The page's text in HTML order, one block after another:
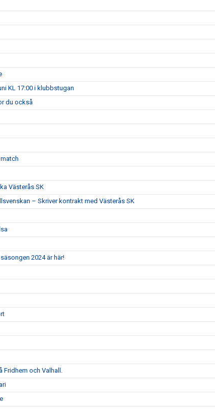
KL 17:00 i klubbstugan
du också
Västerås SK
– Skriver kontrakt med Västerås SK
2024 är här!
och Valhall.